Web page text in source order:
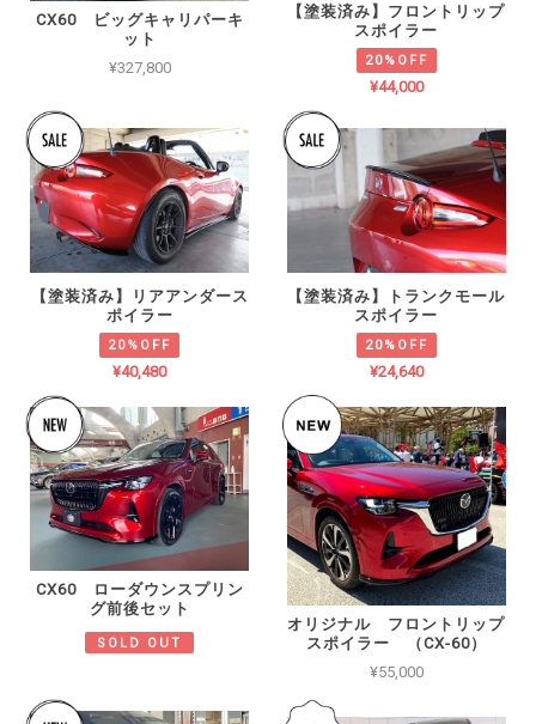
CX60 ビッグキャリパーキ
ット
¥327,800
【塗装済み】フロントリップ
スポイラー
20%OFF
¥44,000
【塗装済み】リアアンダース
ポイラー
20%OFF
¥40,480
【塗装済み】トランクモール
スポイラー
20%OFF
¥24,640
CX60 ローダウンスプリン
グ前後セット
SOLD OUT
オリジナル フロントリップ
スポイラー （CX-60）
¥55,000